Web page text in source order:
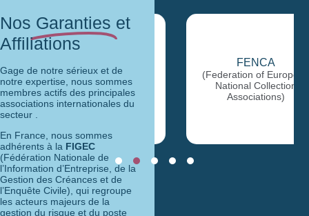
Nos Garanties et
Affiliations
Gage de notre sérieux et de
notre expertise, nous sommes
membres actifs des principales
associations internationales du
secteur .
En France, nous sommes
adhérents à la FIGEC
(Fédération Nationale de
l’Information d’Entreprise, de la
Gestion des Créances et de
l’Enquête Civile), qui regroupe
les acteurs majeurs de la
gestion du risque et du poste
(Fédération Nationale de
l’Information
d’Entreprise, de la
Gestion des Créances et
de l’Enquête Civile)
FENCA
(Federation of European
National Collection
Associations)